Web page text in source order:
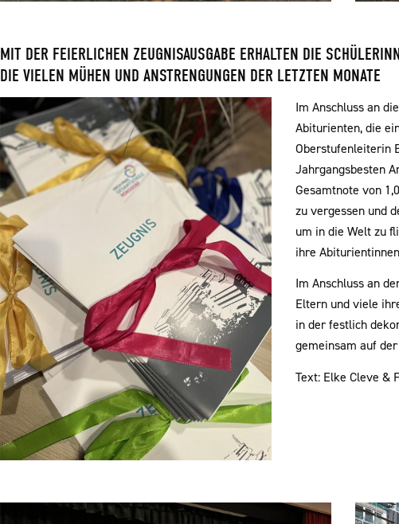
MIT DER FEIERLICHEN ZEUGNISAUSGABE ERHALTEN DIE
DIE VIELEN MÜHEN UND ANSTRENGUNGEN DER LETZTEN MONATE
Im Anschluss an
Abiturienten, die
Oberstufenleiterin
Jahrgangsbesten
Gesamtnote von
zu vergessen und
um in die Welt zu
ihre
Im Anschluss an
Eltern und viele
in der festlich
gemeinsam auf
Text: Elke Cleve &